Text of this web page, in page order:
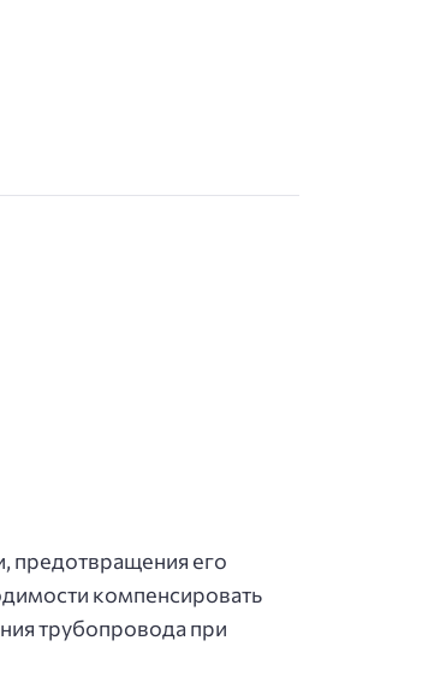
предотвращения его
компенсировать
трубопровода при